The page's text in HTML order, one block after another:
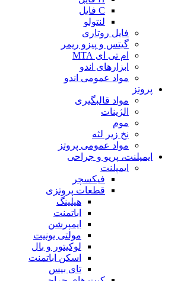
C فایل
لنتولو
فایل روتاری
گیتس و پیزو ریمر
ام تی ای MTA
ابزارهای اندو
مواد عمومی اندو
پروتز
مواد قالبگیری
الژینات
موم
نخ زیر لثه
مواد عمومی پروتز
ایمپلنت، پریو و جراحی
ایمپلنت
فیکسچر
قطعات پروتزی
هیلینگ
اباتمنت
ایمپرشن
مولتی یونیت
لوکیتور و بال
اسکن اباتمنت
تای بیس